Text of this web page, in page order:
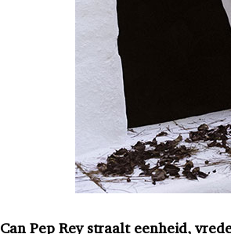
Can Pep Rey straalt eenheid,